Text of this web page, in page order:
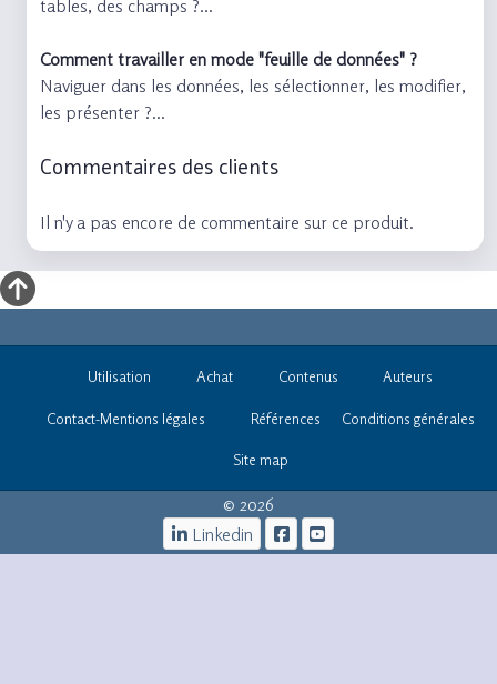
tables, des champs ?...
Comment travailler en mode "feuille de données" ?
Naviguer dans les données, les sélectionner, les modifier,
les présenter ?...
Commentaires des clients
Il n'y a pas encore de commentaire sur ce produit.
Utilisation Achat Contenus Auteurs
Contact-Mentions légales Références Conditions générales
Site map
© 2026
Linkedin